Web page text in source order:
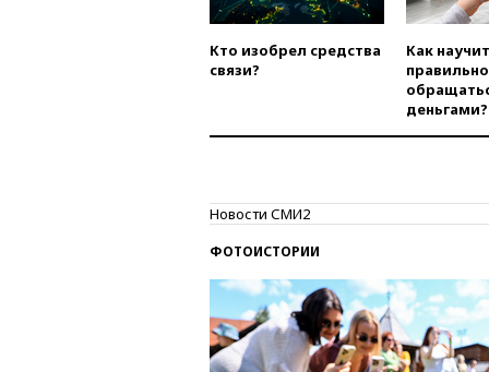
Кто изобрел средства
связи?
Как
правильно
деньгами?
Новости СМИ2
ФОТОИСТОРИИ